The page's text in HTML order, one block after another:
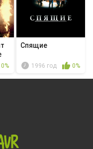
0%
Спящие
1996 год 0%